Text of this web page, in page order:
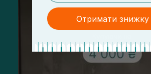
Отримати знижку